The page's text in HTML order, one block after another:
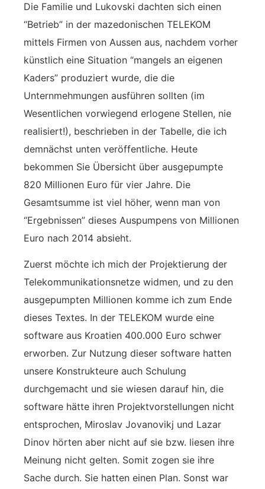
Die Familie und Lukovski dachten sich einen
“Betrieb” in der mazedonischen TELEKOM
mittels Firmen von Aussen aus, nachdem vorher
künstlich eine Situation “mangels an eigenen
Kaders” produziert wurde, die die
Unternmehmungen ausführen sollten (im
Wesentlichen vorwiegend erlogene Stellen, nie
realisiert!), beschrieben in der Tabelle, die ich
demnächst unten veröffentliche. Heute
bekommen Sie Übersicht über ausgepumpte
820 Millionen Euro für vier Jahre. Die
Gesamtsumme ist viel höher, wenn man von
“Ergebnissen” dieses Auspumpens von Millionen
Euro nach 2014 absieht.
Zuerst möchte ich mich der Projektierung der
Telekommunikationsnetze widmen, und zu den
ausgepumpten Millionen komme ich zum Ende
dieses Textes. In der TELEKOM wurde eine
software aus Kroatien 400.000 Euro schwer
erworben. Zur Nutzung dieser software hatten
unsere Konstrukteure auch Schulung
durchgemacht und sie wiesen darauf hin, die
software hätte ihren Projektvorstellungen nicht
entsprochen, Miroslav Jovanovikj und Lazar
Dinov hörten aber nicht auf sie bzw. liesen ihre
Meinung nicht gelten. Somit zogen sie ihre
Sache durch. Sie hatten einen Plan. Sonst war